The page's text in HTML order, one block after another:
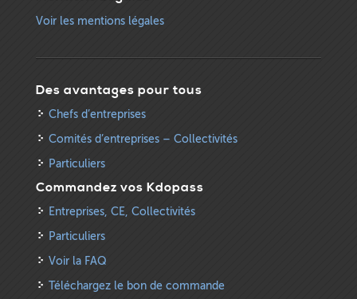
Voir les mentions légales
Des avantages pour tous
Chefs d’entreprises
Comités d’entreprises – Collectivités
Particuliers
Commandez vos Kdopass
Entreprises, CE, Collectivités
Particuliers
Voir la FAQ
Téléchargez le bon de commande